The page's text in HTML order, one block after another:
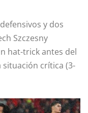
y dos
Szczesny
hat-trick antes del
situación crítica (3-